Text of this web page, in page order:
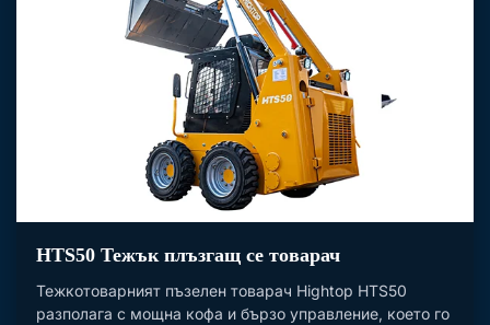
HTS50 Тежък плъзгащ се товарач
Тежкотоварният пъзелен товарач Hightop HTS50
разполага с мощна кофа и бързо управление, което го